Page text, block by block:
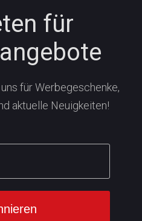
für
für Werbegeschenke,
aktuelle Neuigkeiten!